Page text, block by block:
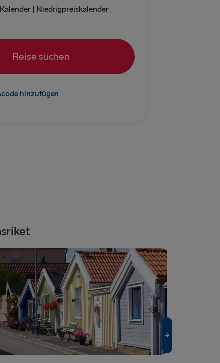
Ventspils
UND IRLAND
→ Harwich
| Niedrigpreiskalender
Reise suchen
hinzufügen